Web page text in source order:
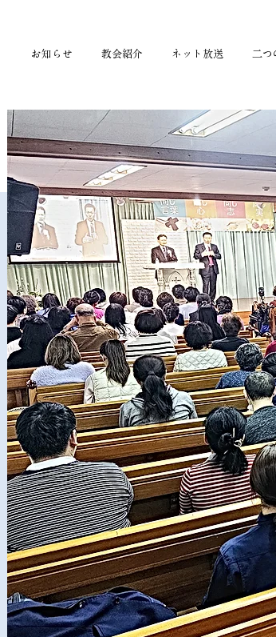
お知らせ 教会紹介 ネット放送 二つ